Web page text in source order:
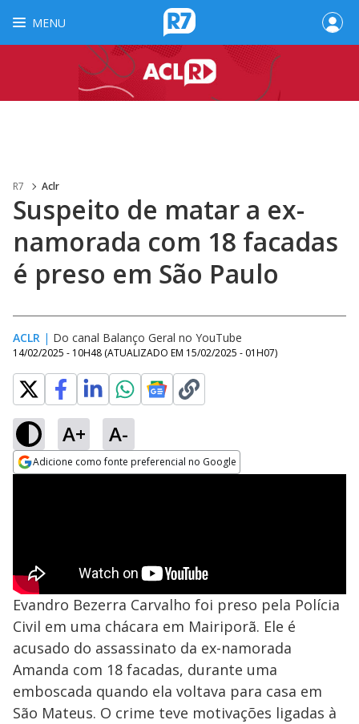
MENU
R7 Aclr
Suspeito de matar a ex-
namorada com 18 facadas
é preso em São Paulo
ACLR | Do canal Balanço Geral no YouTube
14/02/2025 - 10H48 (ATUALIZADO EM 15/02/2025 - 01H07)
A+ A-
Adicione como fonte preferencial no Google
Evandro Bezerra Carvalho foi preso pela Polícia
Civil em uma chácara em Mairiporã. Ele é
acusado do assassinato da ex-namorada
Amanda com 18 facadas, durante uma
emboscada quando ela voltava para casa em
São Mateus. O crime teve motivações ligadas à